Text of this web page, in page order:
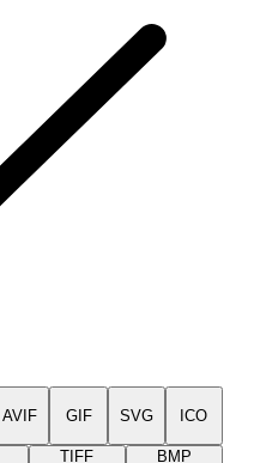
AVIF GIF SVG ICO
TIFF BMP